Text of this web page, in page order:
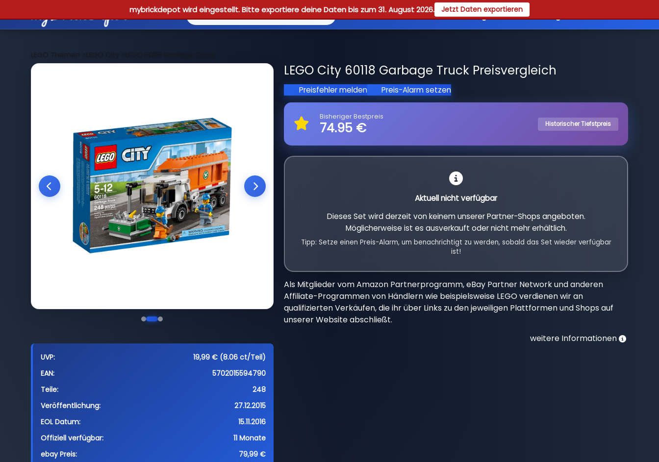
mybrickdepot wird eingestellt. Bitte exportiere deine Daten bis zum 31. August 2026. Jetzt Daten exportieren
Reviews Guides Registrieren
LEGO Themen >LEGO City >LEGO 60118 Garbage Truck
UVP:
19,99 € (8.06 ct/Teil)
EAN:
5702015594790
Teile:
248
Veröffentlichung:
27.12.2015
EOL Datum:
15.11.2016
Offiziell verfügbar:
11 Monate
ebay Preis:
79,99 €
LEGO City 60118 Garbage Truck Preisvergleich
Preisfehler melden Preis-Alarm setzen
Bisheriger Bestpreis
74.95 € Historischer Tiefstpreis
Aktuell nicht verfügbar
Dieses Set wird derzeit von keinem unserer Partner-Shops angeboten.
Möglicherweise ist es ausverkauft oder nicht mehr erhältlich.
Tipp: Setze einen Preis-Alarm, um benachrichtigt zu werden, sobald das Set wieder verfügbar
ist!
Als Mitglieder vom Amazon Partnerprogramm, eBay Partner Network und anderen
Affiliate-Programmen von Händlern wie beispielsweise LEGO verdienen wir an
qualifizierten Verkäufen, die ihr über Links zu den jeweiligen Plattformen und Shops auf
unserer Website abschließt.
weitere Informationen